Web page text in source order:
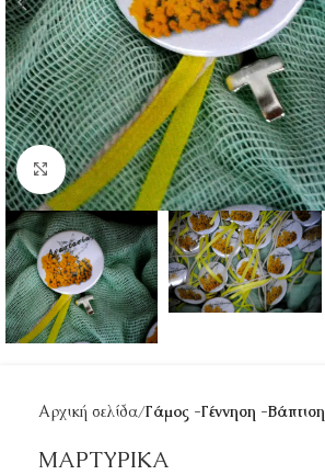
Κάντε κλικ για μεγέθυνση
Αρχική σελίδα Γάμος -Γέννηση -Βάπτιση
ΜΑΡΤΥΡΙΚΑ